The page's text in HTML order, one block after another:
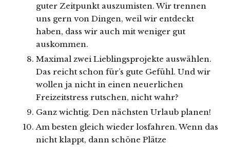
guter Zeitpunkt auszumisten. Wir trennen
uns gern von Dingen, weil wir entdeckt
haben, dass wir auch mit weniger gut
auskommen.
Maximal zwei Lieblingsprojekte auswählen.
Das reicht schon für’s gute Gefühl. Und wir
wollen ja nicht in einen neuerlichen
Freizeitstress rutschen, nicht wahr?
Ganz wichtig. Den nächsten Urlaub planen!
Am besten gleich wieder losfahren. Wenn das
nicht klappt, dann schöne Plätze